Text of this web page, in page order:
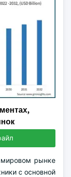
рынке
с основной